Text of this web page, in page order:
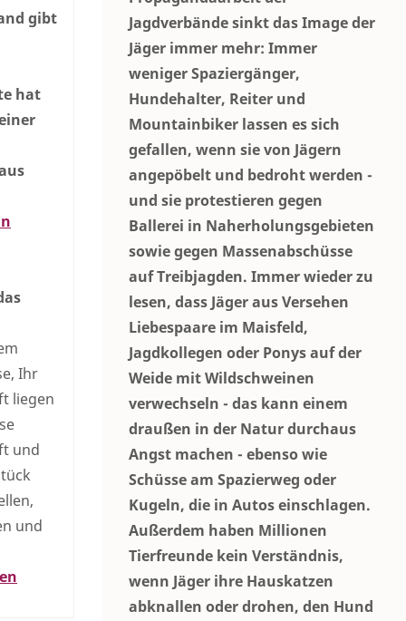
gibt
hat
Ihr
liegen
und
und
Jagdverbände sinkt das Image der
Jäger immer mehr: Immer
weniger Spaziergänger,
Hundehalter, Reiter und
Mountainbiker lassen es sich
gefallen, wenn sie von Jägern
angepöbelt und bedroht werden -
und sie protestieren gegen
Ballerei in Naherholungsgebieten
sowie gegen Massenabschüsse
auf Treibjagden. Immer wieder zu
lesen, dass Jäger aus Versehen
Liebespaare im Maisfeld,
Jagdkollegen oder Ponys auf der
Weide mit Wildschweinen
verwechseln - das kann einem
draußen in der Natur durchaus
Angst machen - ebenso wie
Schüsse am Spazierweg oder
Kugeln, die in Autos einschlagen.
Außerdem haben Millionen
Tierfreunde kein Verständnis,
wenn Jäger ihre Hauskatzen
abknallen oder drohen, den Hund